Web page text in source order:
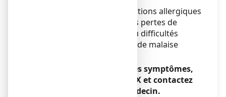
Des cas isolés de manifestations allergiques
sévères ayant conduit à des pertes de
connaissance, collapsus, ou difficultés
respiratoires et sensations de malaise
Si vous présentez un de ces symptômes,
arrêtez de prendre FORLAX et contactez
immédiatement votre médecin.